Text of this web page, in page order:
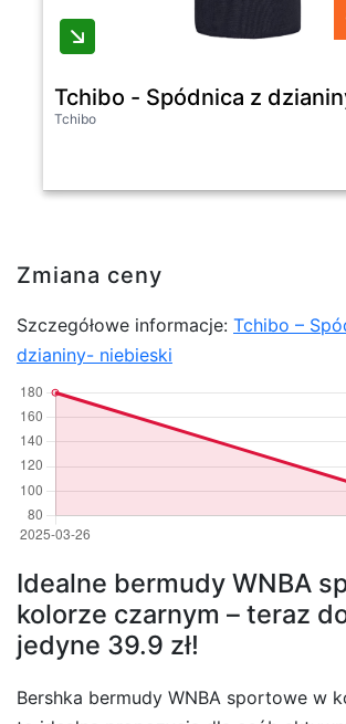
Tchibo - Spódnica z
Tchibo
Zmiana ceny
Szczegółowe informacje: Tchibo –
dzianiny- niebieski
Idealne bermudy WNBA
kolorze czarnym – teraz
jedyne 39.9 zł!
Bershka bermudy WNBA sportowe w